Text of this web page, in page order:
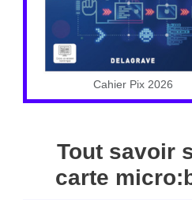
Cahier Pix 2026
Tout savoir
carte